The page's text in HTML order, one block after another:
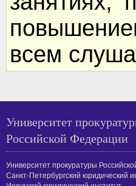
всем
Университет
Российской Федерации
Университет прокуратуры
Санкт-Петербургский юридический